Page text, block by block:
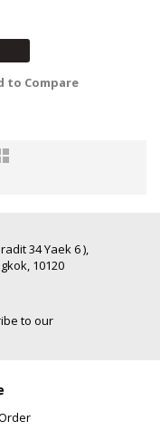
to Compare
34 Yaek 6 ),
10120
to our